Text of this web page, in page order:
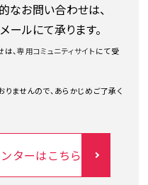
なお問い合わせは、
ールにて承ります。
は、専用コミュニティサイト にて受
ませんので、あらかじめご了承く
ターはこちら